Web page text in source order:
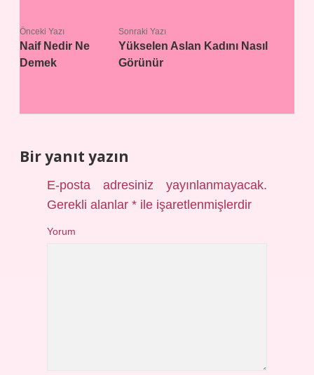
Önceki Yazı
Naif Nedir Ne
Demek
Sonraki Yazı
Yükselen Aslan Kadını Nasıl
Görünür
Bir yanıt yazın
E-posta adresiniz yayınlanmayacak.
Gerekli alanlar* ile işaretlenmişlerdir
Yorum